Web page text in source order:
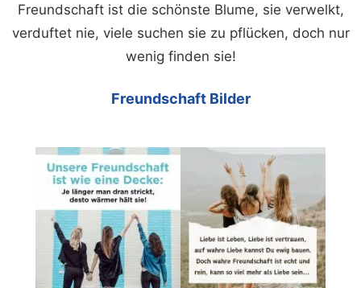
Freundschaft ist die schönste Blume, sie verwelkt,
verduftet nie, viele suchen sie zu pflücken, doch nur
wenig finden sie!
Freundschaft Bilder